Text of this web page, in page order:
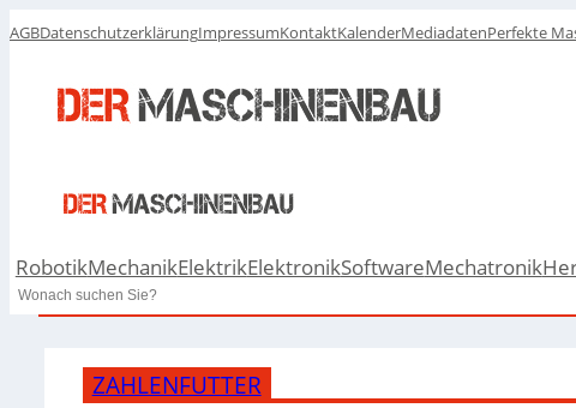
AGBDatenschutzerklärungImpressumKontaktKalenderMediadatenPerfekte
RobotikMechanikElektrikElektronikSoftwareMechatronik
Search
ZAHLENFUTTER